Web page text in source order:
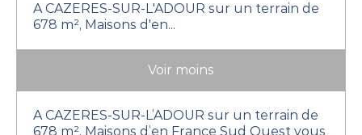
A CAZERES-SUR-L'ADOUR sur un terrain de
678 m², Maisons d'en...
Voir moins
A CAZERES-SUR-L’ADOUR sur un terrain de
678 m², Maisons d’en France Sud Ouest vous